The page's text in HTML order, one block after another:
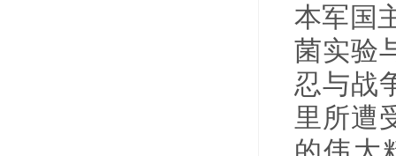
本军国
菌实验
忍与战
里所遭